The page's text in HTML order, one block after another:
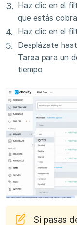
Haz clic en el
que estás
Haz clic en el
Desplázate
Tarea para un
tiempo
Si pasas